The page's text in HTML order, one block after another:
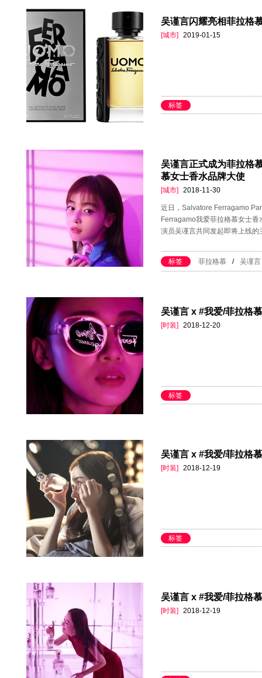
吴谨言闪耀亮相菲拉格
[城市] 2019-01-15
标签
吴谨言正式成为菲拉格
慕女士香水品牌大使
[城市] 2018-11-30
近日，Salvatore Ferragamo
Ferragamo我爱菲拉格慕女士
演员吴谨言共同发起即将上线的
标签 菲拉格慕 / 吴谨言
吴谨言 x #我爱/菲拉格
[时装] 2018-12-20
标签
吴谨言 x #我爱/菲拉格
[时装] 2018-12-19
标签
吴谨言 x #我爱/菲拉格
[时装] 2018-12-19